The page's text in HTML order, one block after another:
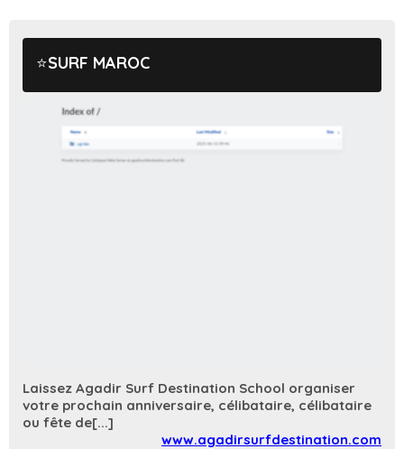
SURF MAROC
Laissez Agadir Surf Destination School organiser
votre prochain anniversaire, célibataire, célibataire
ou fête de[...]
www.agadirsurfdestination.com